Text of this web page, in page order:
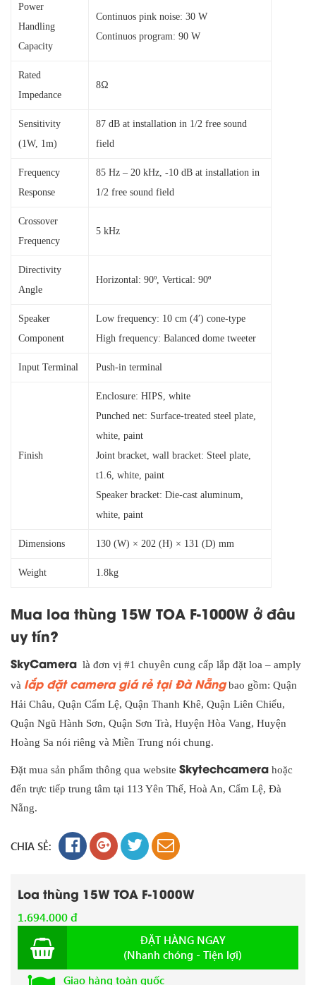
Power
Handling
Capacity
Continuos pink noise: 30 W
Continuos program: 90 W
Rated
Impedance
8Ω
Sensitivity
(1W, 1m)
87 dB at installation in 1/2 free sound
field
Frequency
Response
85 Hz – 20 kHz, -10 dB at installation in
1/2 free sound field
Crossover
Frequency
5 kHz
Directivity
Angle
Horizontal: 90º, Vertical: 90º
Speaker
Component
Low frequency: 10 cm (4′) cone-type
High frequency: Balanced dome tweeter
Input Terminal Push-in terminal
Finish
Enclosure: HIPS, white
Punched net: Surface-treated steel plate,
white, paint
Joint bracket, wall bracket: Steel plate,
t1.6, white, paint
Speaker bracket: Die-cast aluminum,
white, paint
Dimensions 130 (W) × 202 (H) × 131 (D) mm
Weight 1.8kg
Mua loa thùng 15W TOA F-1000W ở đâu
uy tín?
SkyCamera là đơn vị #1 chuyên cung cấp lắp đặt loa – amply
và lắp đặt camera giá rẻ tại Đà Nẵngbao gồm: Quận
Hải Châu, Quận Cẩm Lệ, Quận Thanh Khê, Quận Liên Chiểu,
Quận Ngũ Hành Sơn, Quận Sơn Trà, Huyện Hòa Vang, Huyện
Hoàng Sa nói riêng và Miền Trung nói chung.
Đặt mua sản phẩm thông qua website Skytechcamera hoặc
đến trực tiếp trung tâm tại 113 Yên Thế, Hoà An, Cẩm Lệ, Đà
Nẵng.
CHIA SẺ:
Loa thùng 15W TOA F-1000W
1.694.000 đ
ĐẶT HÀNG NGAY
(Nhanh chóng - Tiện lợi)
Giao hàng toàn quốc